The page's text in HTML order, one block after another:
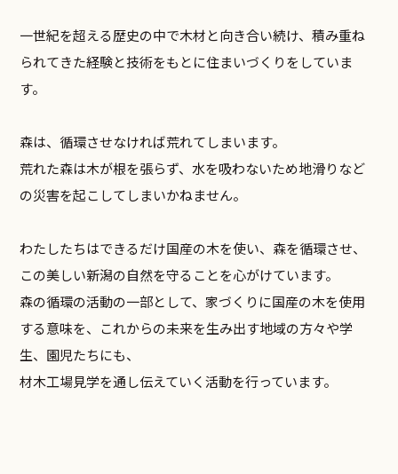
一世紀を超える歴史の中で木材と向き合い続け、積み重ね
られてきた経験と技術をもとに住まいづくりをしていま
す。
森は、循環させなければ荒れてしまいます。
荒れた森は木が根を張らず、水を吸わないため地滑りなど
の災害を起こしてしまいかねません。
わたしたちはできるだけ国産の木を使い、森を循環させ、
この美しい新潟の自然を守ることを心がけています。
森の循環の活動の一部として、家づくりに国産の木を使用
する意味を、これからの未来を生み出す地域の方々や学
生、園児たちにも、
材木工場見学を通し伝えていく活動を行っています。